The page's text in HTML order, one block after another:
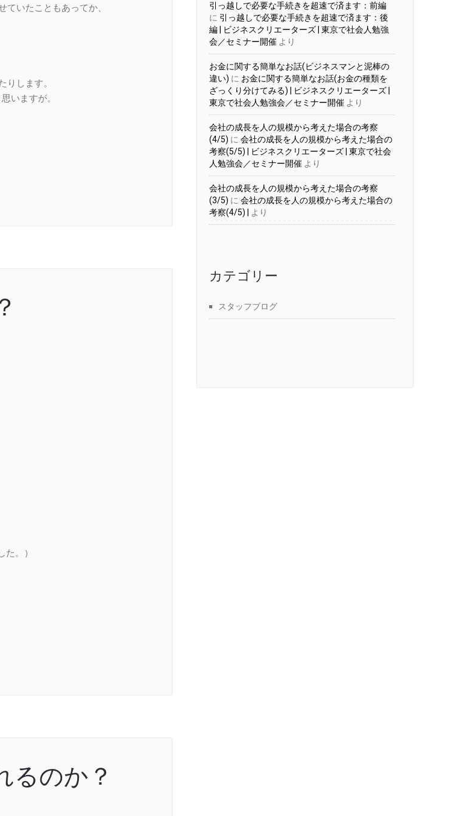
いたこともあってか、
りします。
いますが。
。）
るのか？
引っ越しで必要な手続きを超速で済ます：前編
に 引っ越しで必要な手続きを超速で済ます：後
編 | ビジネスクリエーターズ | 東京で社会人勉強
会／セミナー開催 より
お金に関する簡単なお話(ビジネスマンと泥棒の
違い) に お金に関する簡単なお話(お金の種類を
ざっくり分けてみる) | ビジネスクリエーターズ |
東京で社会人勉強会／セミナー開催 より
会社の成長を人の規模から考えた場合の考察
(4/5) に 会社の成長を人の規模から考えた場合の
考察(5/5) | ビジネスクリエーターズ | 東京で社会
人勉強会／セミナー開催 より
会社の成長を人の規模から考えた場合の考察
(3/5) に 会社の成長を人の規模から考えた場合の
考察(4/5) |
より
カテゴリー
スタッフブログ